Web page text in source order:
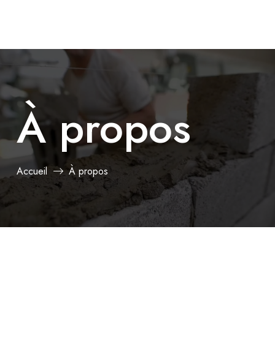
À propos
Accueil À propos